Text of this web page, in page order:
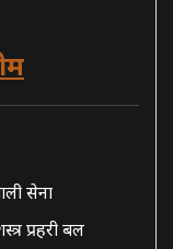
सेना
प्रहरी बल